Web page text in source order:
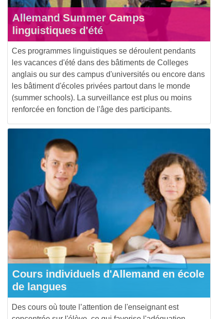
Allemand Summer Camps
linguistiques d'été
Ces programmes linguistiques se déroulent pendants
les vacances d'été dans des bâtiments de Colleges
anglais ou sur des campus d'universités ou encore dans
les bâtiment d'écoles privées partout dans le monde
(summer schools). La surveillance est plus ou moins
renforcée en fonction de l'âge des participants.
Cours individuels d'Allemand en école
de langues
Des cours où toute l’attention de l'enseignant est